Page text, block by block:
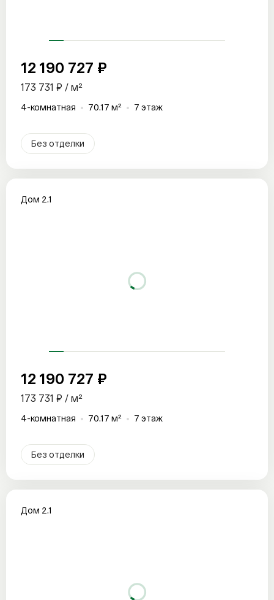
12 190 727 ₽
173 731 ₽ / м²
4-комнатная 70.17 м² 7 этаж
Без отделки
Дом 2.1
12 190 727 ₽
173 731 ₽ / м²
4-комнатная 70.17 м² 7 этаж
Без отделки
Дом 2.1